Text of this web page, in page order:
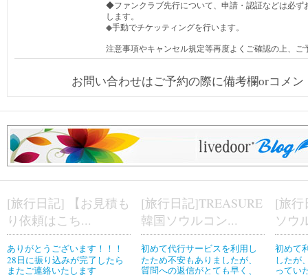
◆ファンクラブ先行について、申請・認証などは必ず
します。
◆手動でチケッティングを行います。
注意事項やキャンセル規定等再度よくご確認の上、ご
お問い合わせはご予約の際に備考欄orコメ
[旅行日記] 【お見積も
り依頼はこち...
ありがとうございます！！！
28日に振り込みが完了したら
またご連絡いたします
[旅行日記]TREASURE
韓国ソウルコン...
初めて代行サービスを利用し
たため不安もありましたが、
質問への返信がとても早く、
[旅行
ソウ
初めて
したが
ってい